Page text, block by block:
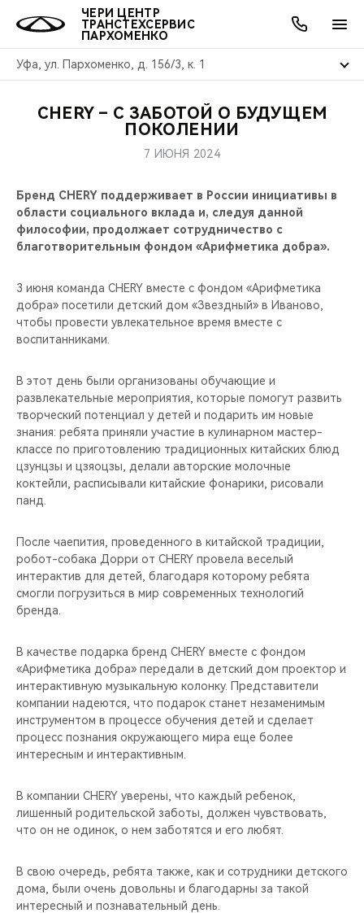
ЧЕРИ ЦЕНТР
ТРАНСТЕХСЕРВИС
ПАРХОМЕНКО
Уфа, ул. Пархоменко, д. 156/3, к. 1
МОДЕЛИ
КРОССОВЕРЫ
НОВИНКИ
ПОКУПАТЕЛЯМ
КРЕДИТ И СТРАХОВАНИЕ
ВЛАДЕЛЬЦАМ
ЗАПЧАСТИ И АКСЕССУАРЫ
ПОДДЕРЖКА
CHERY CONNECT
МИР CHERY
О БРЕНДЕ
CHERY В СОЦСЕТЯХ
ЛЮДИ CHERY
БЛАГОТВОРИТЕЛЬНОСТЬ
CHERY И СПОРТ
НАШИ МЕРОПРИЯТИЯ
ВИДЕООБЗОРЫ
АКЦИИ
ОНЛАЙН СЕРВИСЫ
КРЕДИТ
О КОМПАНИИ
МЫ В СОЦСЕТЯХ
CHERY – С ЗАБОТОЙ О БУДУЩЕМ
ПОКОЛЕНИИ
7 ИЮНЯ 2024
Бренд CHERY поддерживает в России инициативы в
области социального вклада и, следуя данной
философии, продолжает сотрудничество с
благотворительным фондом «Арифметика добра».
3 июня команда CHERY вместе с фондом «Арифметика
добра» посетили детский дом «Звездный» в Иваново,
чтобы провести увлекательное время вместе с
воспитанниками.
В этот день были организованы обучающие и
развлекательные мероприятия, которые помогут развить
творческий потенциал у детей и подарить им новые
знания: ребята приняли участие в кулинарном мастер-
классе по приготовлению традиционных китайских блюд
цзунцзы и цзяоцзы, делали авторские молочные
коктейли, расписывали китайские фонарики, рисовали
панд.
После чаепития, проведенного в китайской традиции,
робот-собака Дорри от CHERY провела веселый
интерактив для детей, благодаря которому ребята
смогли погрузиться в мир современных технологий
бренда.
В качестве подарка бренд CHERY вместе с фондом
«Арифметика добра» передали в детский дом проектор и
интерактивную музыкальную колонку. Представители
компании надеются, что подарок станет незаменимым
инструментом в процессе обучения детей и сделает
процесс познания окружающего мира еще более
интересным и интерактивным.
В компании CHERY уверены, что каждый ребенок,
лишенный родительской заботы, должен чувствовать,
что он не одинок, о нем заботятся и его любят.
В свою очередь, ребята также, как и сотрудники детского
дома, были очень довольны и благодарны за такой
интересный и познавательный день.